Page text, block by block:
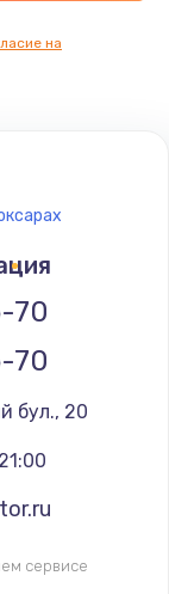
на
70
70
бул., 20
сервисе